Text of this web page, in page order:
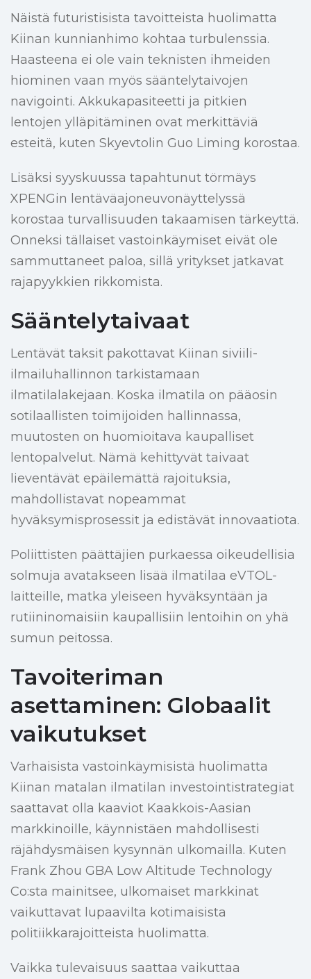
Näistä futuristisista tavoitteista huolimatta
Kiinan kunnianhimo kohtaa turbulenssia.
Haasteena ei ole vain teknisten ihmeiden
hiominen vaan myös sääntelytaivojen
navigointi. Akkukapasiteetti ja pitkien
lentojen ylläpitäminen ovat merkittäviä
esteitä, kuten Skyevtolin Guo Liming korostaa.
Lisäksi syyskuussa tapahtunut törmäys
XPENGin lentäväajoneuvonäyttelyssä
korostaa turvallisuuden takaamisen tärkeyttä.
Onneksi tällaiset vastoinkäymiset eivät ole
sammuttaneet paloa, sillä yritykset jatkavat
rajapyykkien rikkomista.
Sääntelytaivaat
Lentävät taksit pakottavat Kiinan siviili-
ilmailuhallinnon tarkistamaan
ilmatilalakejaan. Koska ilmatila on pääosin
sotilaallisten toimijoiden hallinnassa,
muutosten on huomioitava kaupalliset
lentopalvelut. Nämä kehittyvät taivaat
lieventävät epäilemättä rajoituksia,
mahdollistavat nopeammat
hyväksymisprosessit ja edistävät innovaatiota.
Poliittisten päättäjien purkaessa oikeudellisia
solmuja avatakseen lisää ilmatilaa eVTOL-
laitteille, matka yleiseen hyväksyntään ja
rutiininomaisiin kaupallisiin lentoihin on yhä
sumun peitossa.
Tavoiteriman
asettaminen: Globaalit
vaikutukset
Varhaisista vastoinkäymisistä huolimatta
Kiinan matalan ilmatilan investointistrategiat
saattavat olla kaaviot Kaakkois-Aasian
markkinoille, käynnistäen mahdollisesti
räjähdysmäisen kysynnän ulkomailla. Kuten
Frank Zhou GBA Low Altitude Technology
Co:sta mainitsee, ulkomaiset markkinat
vaikuttavat lupaavilta kotimaisista
politiikkarajoitteista huolimatta.
Vaikka tulevaisuus saattaa vaikuttaa